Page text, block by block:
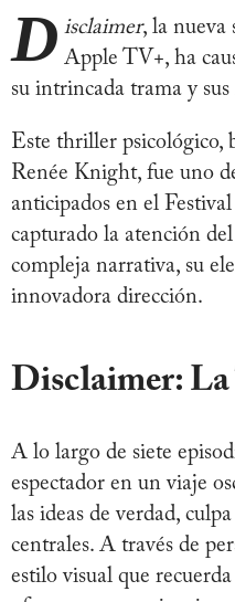
D isclaimer, la nueva
Apple TV+, ha
su intrincada trama y
Este thriller psicológico,
Renée Knight, fue uno
anticipados en el
capturado la atención
compleja narrativa, su
innovadora dirección.
Disclaimer: La
A lo largo de siete
espectador en un viaje
las ideas de verdad,
centrales. A través de
estilo visual que